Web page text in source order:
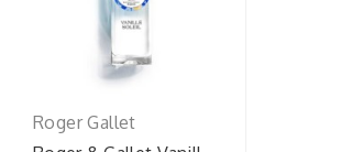
Roger Gallet